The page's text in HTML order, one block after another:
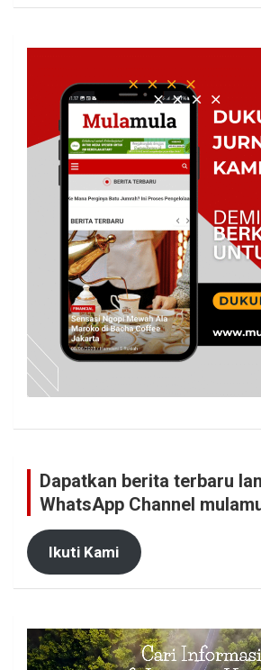
Dapatkan berita terbaru
WhatsApp Channel
Ikuti Kami